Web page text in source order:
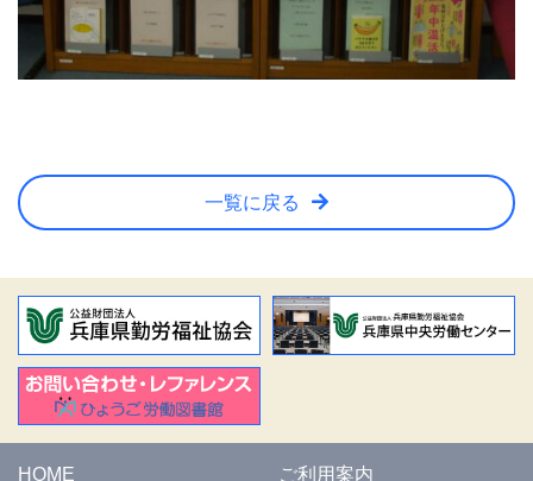
一覧に戻る
HOME ご利用案内